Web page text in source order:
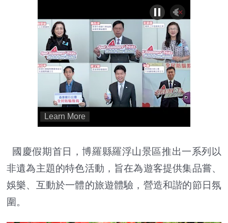
國慶假期首日，博羅縣羅浮山景區推出一系列以
非遺為主題的特色活動，旨在為遊客提供集品嘗、
娛樂、互動於一體的旅遊體驗，營造和諧的節日氛
圍。